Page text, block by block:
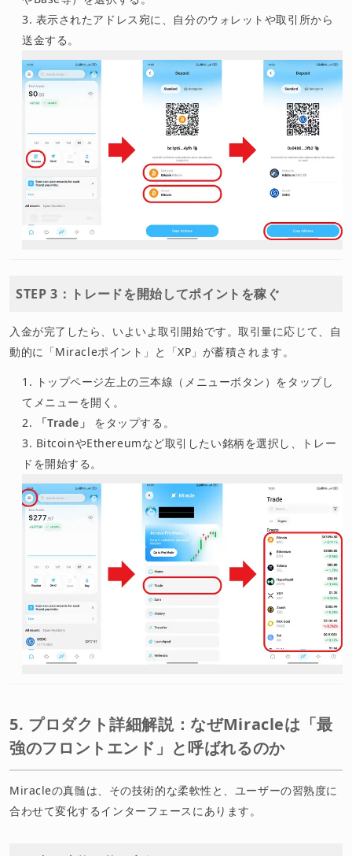
表示されたアドレス宛に、自分のウォレットや取引所から
送金する。
STEP 3：トレードを開始してポイントを稼ぐ
入金が完了したら、いよいよ取引開始です。取引量に応じて、自
動的に「Miracleポイント」と「XP」が蓄積されます。
トップページ左上の三本線（メニューボタン）をタップし
てメニューを開く。
「Trade」
をタップする。
BitcoinやEthereumなど取引したい銘柄を選択し、トレー
ドを開始する。
5. プロダクト詳細解説：なぜMiracleは「最
強のフロントエンド」と呼ばれるのか
Miracleの真髄は、その技術的な柔軟性と、ユーザーの習熟度に
合わせて変化するインターフェースにあります。